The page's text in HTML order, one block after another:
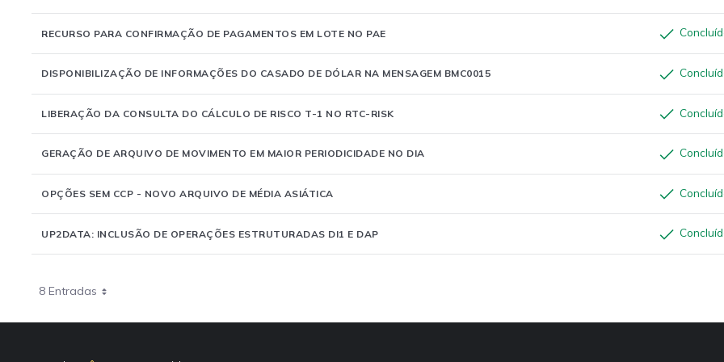
RECURSO PARA CONFIRMAÇÃO DE PAGAMENTOS EM LOTE NO PAE
DISPONIBILIZAÇÃO DE INFORMAÇÕES DO CASADO DE DÓLAR NA MENSAGEM BMC0015
LIBERAÇÃO DA CONSULTA DO CÁLCULO DE RISCO T-1 NO RTC-RISK
GERAÇÃO DE ARQUIVO DE MOVIMENTO EM MAIOR PERIODICIDADE NO DIA
OPÇÕES SEM CCP - NOVO ARQUIVO DE MÉDIA ASIÁTICA
UP2DATA: INCLUSÃO DE OPERAÇÕES ESTRUTURADAS DI1 E DAP
8 Entradas